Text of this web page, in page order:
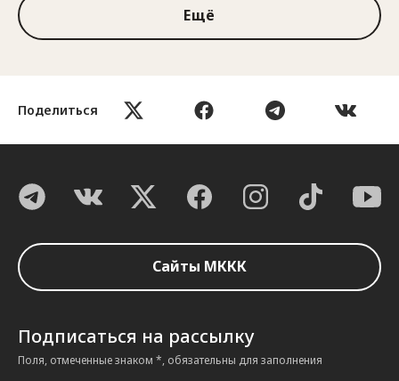
Поделиться
Ещё
Сайты МККК
Подписаться на рассылку
Поля, отмеченные знаком *, обязательны для заполнения